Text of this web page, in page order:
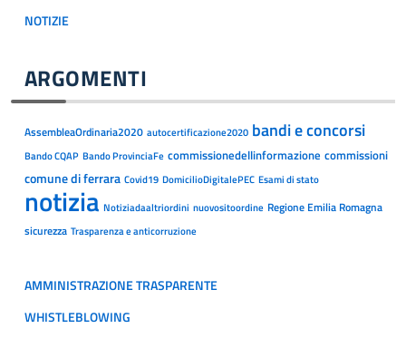
NOTIZIE
ARGOMENTI
AssembleaOrdinaria2020 autocertificazione2020 bandi e concorsi
Bando CQAP Bando ProvinciaFe commissionedellinformazione commissioni
comune di ferrara Covid19 DomicilioDigitalePEC Esami di stato
notizia Notiziadaaltriordini nuovositoordine Regione Emilia Romagna
sicurezza Trasparenza e anticorruzione
AMMINISTRAZIONE TRASPARENTE
WHISTLEBLOWING